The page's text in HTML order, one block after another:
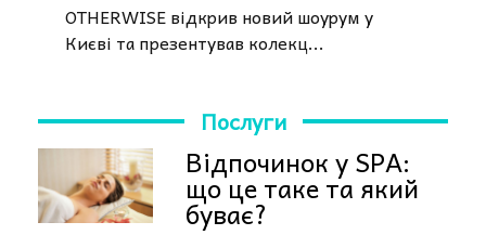
OTHERWISE відкрив новий шоурум у
Києві та презентував колекц...
Послуги
Відпочинок у SPA:
що це таке та який
буває?